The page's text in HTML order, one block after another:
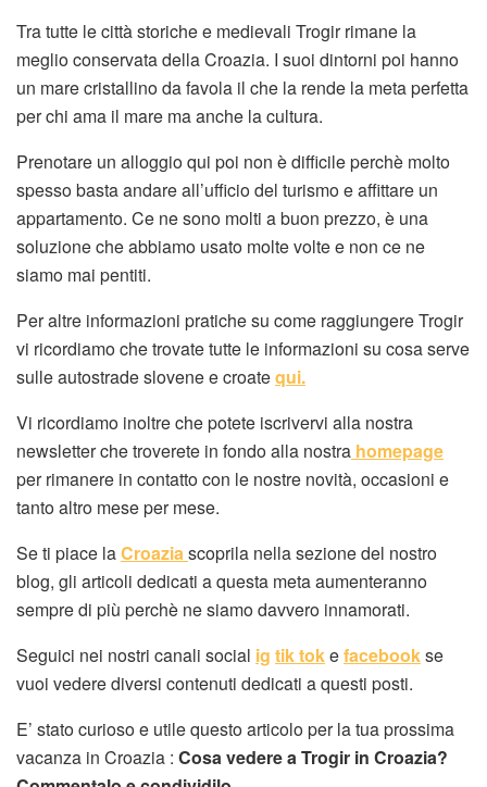
Tra tutte le città storiche e medievali Trogir rimane la
meglio conservata della Croazia. I suoi dintorni poi hanno
un mare cristallino da favola il che la rende la meta perfetta
per chi ama il mare ma anche la cultura.
Prenotare un alloggio qui poi non è difficile perchè molto
spesso basta andare all’ufficio del turismo e affittare un
appartamento. Ce ne sono molti a buon prezzo, è una
soluzione che abbiamo usato molte volte e non ce ne
siamo mai pentiti.
Per altre informazioni pratiche su come raggiungere Trogir
vi ricordiamo che trovate tutte le informazioni su cosa serve
sulle autostrade slovene e croatequi.
Vi ricordiamo inoltre che potete iscrivervi alla nostra
newsletter che troverete in fondo alla nostra homepage
per rimanere in contatto con le nostre novità, occasioni e
tanto altro mese per mese.
Se ti piace laCroaziascoprila nella sezione del nostro
blog, gli articoli dedicati a questa meta aumenteranno
sempre di più perchè ne siamo davvero innamorati.
Seguici nei nostri canali social ig tik tokefacebookse
vuoi vedere diversi contenuti dedicati a questi posti.
E’ stato curioso e utile questo articolo per la tua prossima
vacanza in Croazia : Cosa vedere a Trogir in Croazia?